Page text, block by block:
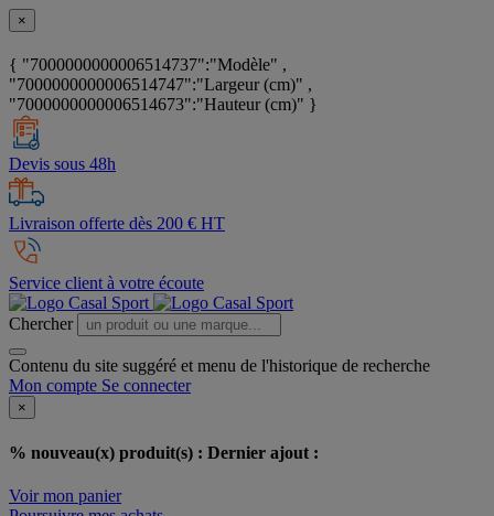
×
{ "7000000000006514737":"Modèle" ,
"7000000000006514747":"Largeur (cm)" ,
"7000000000006514673":"Hauteur (cm)" }
Devis sous 48h
Livraison offerte dès 200 € HT
Service client à votre écoute
Chercher
Contenu du site suggéré et menu de l'historique de recherche
Mon compte Se connecter
×
% nouveau(x) produit(s) : Dernier ajout :
Voir mon panier